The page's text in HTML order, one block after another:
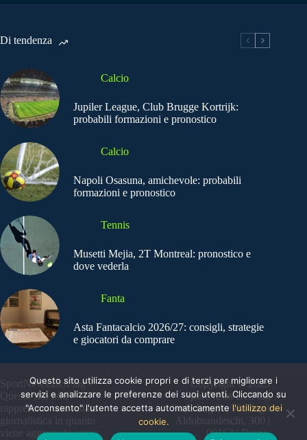
Di tendenza
Calcio
Jupiler League, Club Brugge Kortrijk:
probabili formazioni e pronostico
Calcio
Napoli Osasuna, amichevole: probabili
formazioni e pronostico
Tennis
Musetti Mejia, 2T Montreal: pronostico e
dove vederla
Fanta
Asta Fantacalcio 2026/27: consigli, strategie
e giocatori da comprare
SportNews.BetFlag -
Questo sito non
rappresenta una testata
giornalistica in quanto
viene aggiornato senza
Copyright © 2025
SportNews BetFlag
Sede Legale: Via degli
Aldobrandeschi, 300 |
00163 | Roma
Questo sito utilizza cookie propri e di terzi per migliorare i
servizi e analizzare le preferenze dei suoi utenti. Cliccando su
"Acconsento" l'utente accetta automaticamente l'utilizzo dei
cookie.